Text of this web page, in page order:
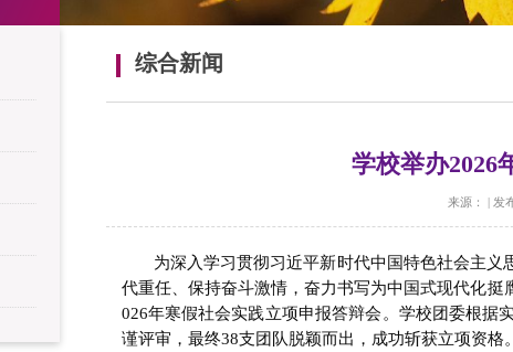
综合新闻
学校举办2026
来源： 发
为深入学习贯彻习近平新时代中国特色社会主
代重任、保持奋斗激情，奋力书写为中国式现代化
026年寒假社会实践立项申报答辩会。学校团委根据
谨评审，最终38支团队脱颖而出，成功斩获立项资格。